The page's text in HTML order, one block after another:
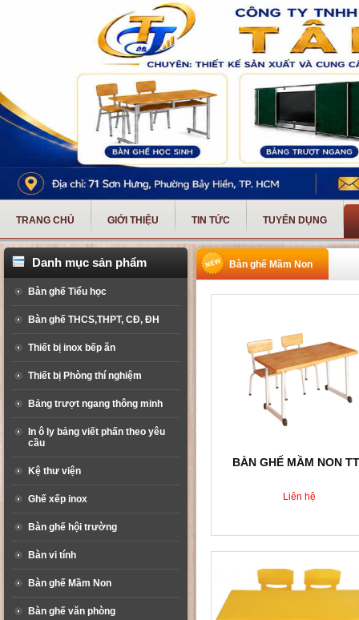
TRANG CHỦ GIỚI THIỆU TIN TỨC TUYỂN DỤNG
Danh mục sản phẩm
Bàn ghế Tiểu học
Bàn ghế THCS,THPT, CĐ, ĐH
Thiết bị inox bếp ăn
Thiết bị Phòng thí nghiệm
Bảng trượt ngang thông minh
In ô ly bảng viết phấn theo yêu
cầu
Kệ thư viện
Ghế xếp inox
Bàn ghế hội trường
Bàn vi tính
Bàn ghế Mầm Non
Bàn ghế văn phòng
Bàn ghế Mầm Non
BÀN GHẾ MẦM NON
Liên hệ